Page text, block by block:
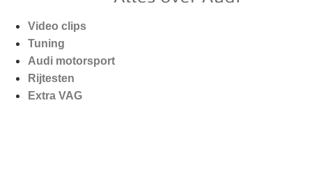
Video clips
Tuning
Audi motorsport
Rijtesten
Extra VAG